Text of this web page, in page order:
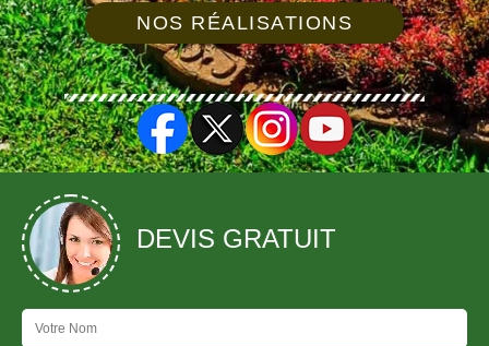
NOS RÉALISATIONS
DEVIS GRATUIT